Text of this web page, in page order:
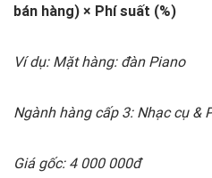
bán hàng) × Phí suất (%)
Ví dụ: Mặt hàng: đàn Piano
Ngành hàng cấp 3: Nhạc cụ &
Giá gốc: 4 000 000đ